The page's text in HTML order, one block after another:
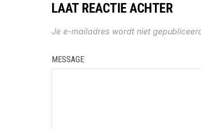
LAAT REACTIE ACHTER
Je e-mailadres wordt niet
MESSAGE